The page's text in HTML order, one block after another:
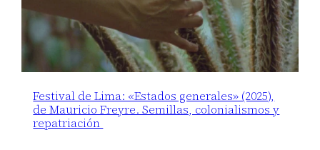
Festival de Lima: «Estados generales» (2025),
de Mauricio Freyre. Semillas, colonialismos y
repatriación